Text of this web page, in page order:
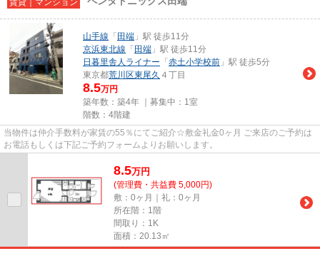
賃貸｜マンション
山手線 「 田端 」駅 徒歩11分
京浜東北線 「 田端 」駅 徒歩11分
日暮里舎人ライナー 「 赤土小学校前 」駅 徒歩5分
東京都荒川区東尾久 ４丁目
8.5万円
築年数：築4年 ｜募集中： 1室
階数：4階建
当物件は仲介手数料が家賃の55％にてご紹介☆敷金礼金0ヶ月 ご来店のご予約は
お電話もしくは下記ご予約フォームよりお願いします。
8.5万円
(管理費・共益費 5,000円)
敷：0ヶ月｜礼：0ヶ月
所在階：1階
間取り：1K
面積：20.13㎡